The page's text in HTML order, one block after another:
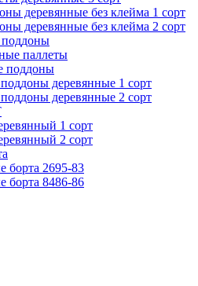
деревянные без клейма 1 сорт
деревянные без клейма 2 сорт
поддоны
паллеты
поддоны
деревянные 1 сорт
деревянные 2 сорт
1 сорт
2 сорт
борта 2695-83
борта 8486-86